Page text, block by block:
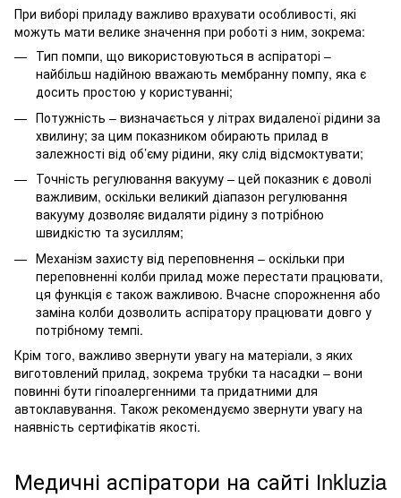
При виборі приладу важливо врахувати особливості, які
можуть мати велике значення при роботі з ним, зокрема:
Тип помпи, що використовуються в аспіраторі –
найбільш надійною вважають мембранну помпу, яка є
досить простою у користуванні;
Потужність – визначається у літрах видаленої рідини за
хвилину; за цим показником обирають прилад в
залежності від об’єму рідини, яку слід відсмоктувати;
Точність регулювання вакууму – цей показник є доволі
важливим, оскільки великий діапазон регулювання
вакууму дозволяє видаляти рідину з потрібною
швидкістю та зусиллям;
Механізм захисту від переповнення – оскільки при
переповненні колби прилад може перестати працювати,
ця функція є також важливою. Вчасне спорожнення або
заміна колби дозволить аспіратору працювати довго у
потрібному темпі.
Крім того, важливо звернути увагу на матеріали, з яких
виготовлений прилад, зокрема трубки та насадки – вони
повинні бути гіпоалергенними та придатними для
автоклавування. Також рекомендуємо звернути увагу на
наявність сертифікатів якості.
Медичні аспіратори на сайті Іnkluzia